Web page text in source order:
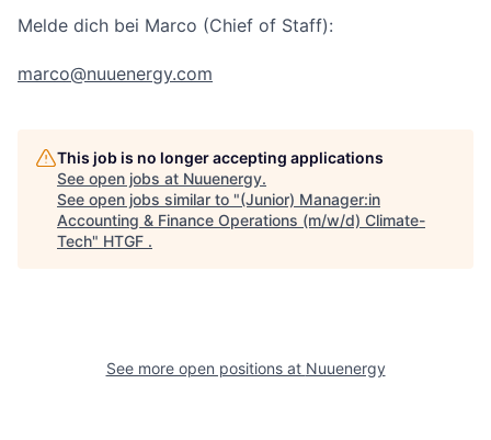
Melde dich bei Marco (Chief of Staff):
marco@nuuenergy.com
This job is no longer accepting applications
See open jobs at Nuuenergy.
See open jobs similar to "(Junior) Manager:in
Accounting & Finance Operations (m/w/d) Climate-
Tech" HTGF .
See more open positions at Nuuenergy